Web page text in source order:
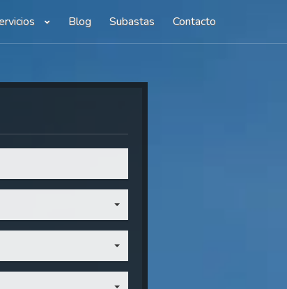
Blog Subastas Contacto